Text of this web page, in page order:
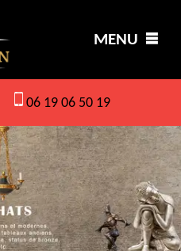
MENU
06 19 06 50 19